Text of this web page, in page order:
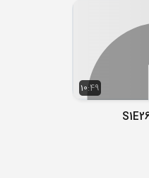
10:49